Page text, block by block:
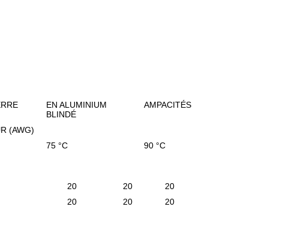
(AWG)
EN ALUMINIUM
BLINDÉ
AMPACITÉS
75 °C 90 °C
20 20
20
20 20 20